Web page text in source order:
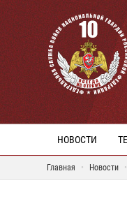
НОВОСТИ
Главная Новости